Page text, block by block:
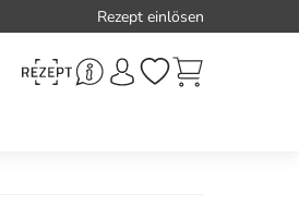
Rezept einlösen